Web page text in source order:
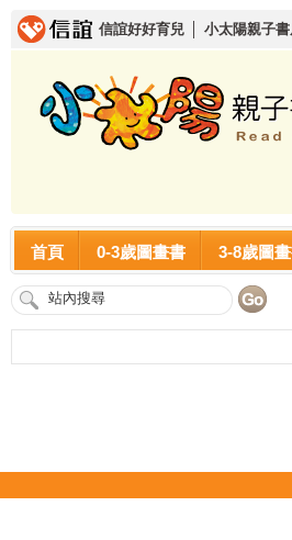
信誼好好育兒 小太陽親子
首頁 0-3歲圖畫書 3-8歲圖